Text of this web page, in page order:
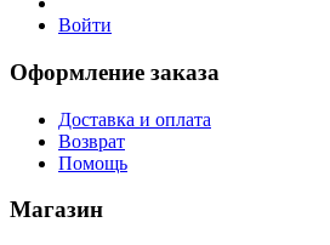
Войти
Оформление заказа
Доставка и оплата
Возврат
Помощь
Магазин